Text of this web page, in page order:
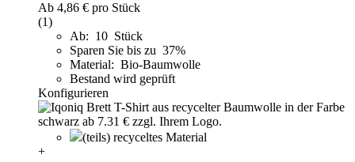
Ab 4,86 € pro Stück
(1)
Ab: 10 Stück
Sparen Sie bis zu 37%
Material: Bio-Baumwolle
Bestand wird geprüft
Konfigurieren
(teils) recyceltes Material
+